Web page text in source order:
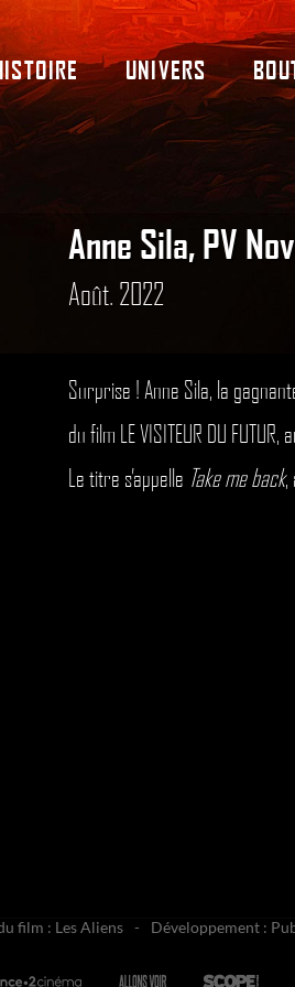
UNIVERS
Anne Sila, PV
Août. 2022
Surprise ! Anne Sila, la
du film LE VISITEUR DU
Le titre s’appelle Take me back,
film : Les Aliens Développement :